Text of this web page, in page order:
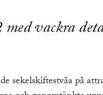
vackra
sekelskiftestvåa på